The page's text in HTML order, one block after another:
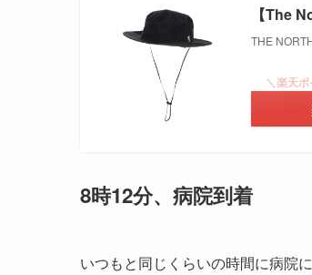
【The
THE
＼楽天
8時12分、病院到着
いつもと同じくらいの時間に病院に